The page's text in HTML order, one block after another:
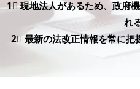
1⃣ 現地法人があるため、政府
れ
2⃣ 最新の法改正情報を常に把